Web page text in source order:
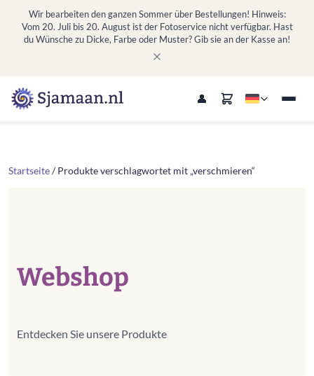
Wir bearbeiten den ganzen Sommer über Bestellungen! Hinweis:
Vom 20. Juli bis 20. August ist der Fotoservice nicht verfügbar. Hast
du Wünsche zu Dicke, Farbe oder Muster? Gib sie an der Kasse an!
Startseite/ Produkte verschlagwortet mit „verschmieren“
Webshop
Entdecken Sie unsere Produkte